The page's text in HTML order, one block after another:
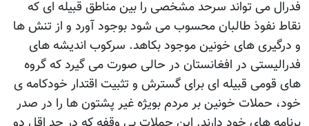
فدرال می تواند سرحد مشخصی را بین مناطق قبیله ای که
نقاط نفوذ طالبان محسوب می شود بوجود آورد و از تنش ها
و درگیری های خونین موجود بکاهد. سرکوب اندیشه های
فدرالیستی در افغانستان در حالی صورت می گیرد که گروه
های قومی قبیله ای برای گسترش و تثبیت اقتدار خودکامه ی
خود، حملات خونین بر مردم بويژه غیر پشتون ها را در صدر